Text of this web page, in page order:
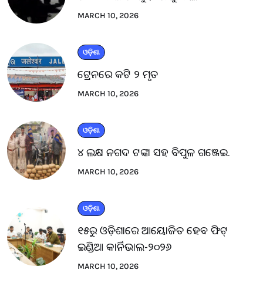
MARCH 10, 2026
ଓଡ଼ିଶା
ଟ୍ରେନରେ କଟି ୨ ମୃତ
MARCH 10, 2026
ଓଡ଼ିଶା
୪ ଲକ୍ଷ ନଗଦ ଟଙ୍କା ସହ ବିପୁଳ ଗଞ୍ଜେଇ.
MARCH 10, 2026
ଓଡ଼ିଶା
୧୫ରୁ ଓଡ଼ିଶାରେ ଆୟୋଜିତ ହେବ ଫିଟ୍
ଇଣ୍ଡିଆ କାର୍ନିଭାଲ-୨୦୨୬
MARCH 10, 2026